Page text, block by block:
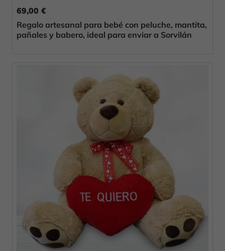
69,00 €
Regalo artesanal para bebé con peluche, mantita,
pañales y babero, ideal para enviar a Sorvilán